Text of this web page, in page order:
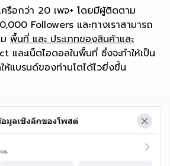
รือกว่า 20 เพจ+ โดยมีผู้ติดตาม
Followers และทางเราสามารถ
พื้นที่ และ ประเภทของสินค้าและ
และเน็ตไอดอลในพื้นที่ ซึ่งจะทำให้เป็น
ห้แบรนด์ของท่านโตได้ไวยิ่งขึ้น